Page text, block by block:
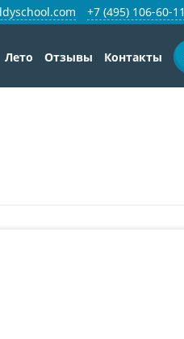
+7 (495) 106-60-11
Лето Отзывы Контакты